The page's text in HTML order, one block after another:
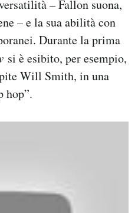
– Fallon suona,
– e la sua abilità con
Durante la prima
si è esibito, per esempio,
Will Smith, in una
hop”.